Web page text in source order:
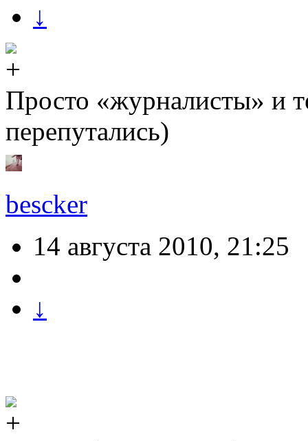
↓
Просто «журналисты» и
перепутались)
bescker
14 августа 2010, 21:25
↓